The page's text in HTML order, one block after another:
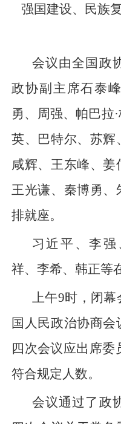
强国建设、民族
会议由全国政
政协副主席石泰
勇、周强、帕巴拉
英、巴特尔、苏辉
咸辉、王东峰、姜
王光谦、秦博勇、
排就座。
习近平、李
祥、李希、韩正等
上午9时，闭
国人民政治协商
四次会议应出席委
符合规定人数。
会议通过了政